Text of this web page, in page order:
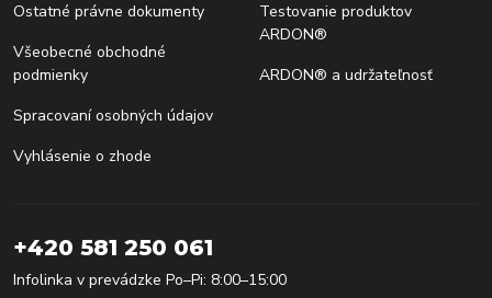
Ostatné právne dokumenty
Všeobecné obchodné
podmienky
Spracovaní osobných údajov
Vyhlásenie o zhode
Testovanie produktov
ARDON®
ARDON® a udržateľnosť
+420 581 250 061
Infolinka v prevádzke Po–Pi: 8:00–15:00